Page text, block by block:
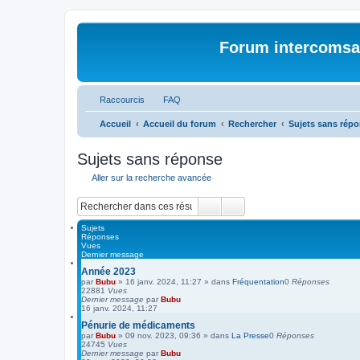
Forum
Raccourcis FAQ
Accueil Accueil du forum Rechercher Sujets sans
Sujets sans réponse
Aller sur la recherche avancée
Sujets
Réponses
Vues
Dernier message
Année 2023
par Bubu » 16 janv. 2024, 11:27 » dans Fréquentation0 Réponses
22881 Vues
Dernier message par Bubu
16 janv. 2024, 11:27
Pénurie de médicaments
par Bubu » 09 nov. 2023, 09:36 » dans La Presse0 Réponses
24745 Vues
Dernier message par Bubu